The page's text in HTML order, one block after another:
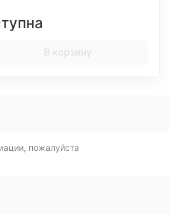
В корзину
пожалуйста